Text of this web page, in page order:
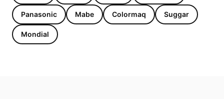
Panasonic Mabe Colormaq Suggar
Mondial